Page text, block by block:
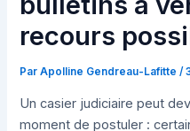
recours
ParApolline Gendreau-Lafitte/
Un casier judiciaire peut
moment de postuler :